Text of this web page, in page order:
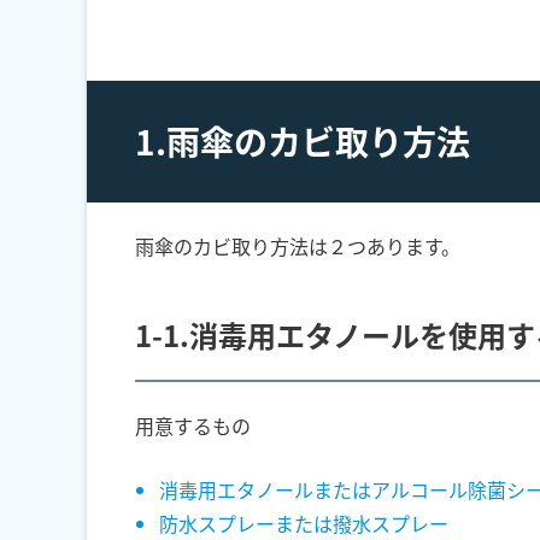
1.雨傘のカビ取り方法
雨傘のカビ取り方法は２つあります。
1-1.消毒用エタノールを使用
用意するもの
消毒用エタノールまたはアルコール除菌シ
防水スプレーまたは撥水スプレー